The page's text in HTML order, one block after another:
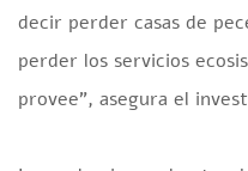
decir perder casas de
perder los servicios
provee”, asegura el